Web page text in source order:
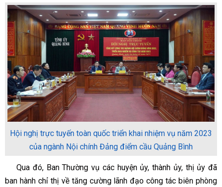
Hội nghị trực tuyến toàn quốc triển khai nhiệm vụ năm 2023
của ngành Nội chính Đảng điểm cầu Quảng Bình
Qua đó, Ban Thường vụ các huyện ủy, thành ủy, thị ủy đã
ban hành chỉ thị về tăng cường lãnh đạo công tác biên phòng